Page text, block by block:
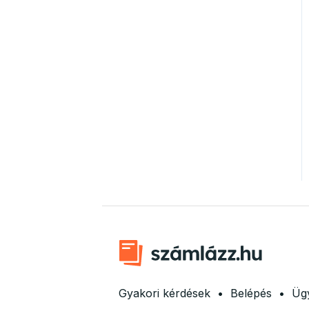
Gyakori kérdések • Belépés •